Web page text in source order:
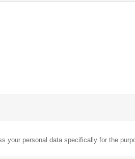
personal data specifically for the